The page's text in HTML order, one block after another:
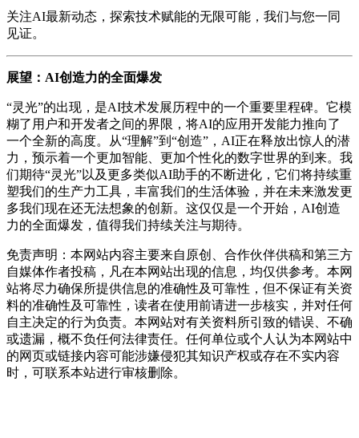
关注AI最新动态，探索技术赋能的无限可能，我们与您一同
见证。
展望：AI创造力的全面爆发
“灵光”的出现，是AI技术发展历程中的一个重要里程碑。它模
糊了用户和开发者之间的界限，将AI的应用开发能力推向了
一个全新的高度。从“理解”到“创造”，AI正在释放出惊人的潜
力，预示着一个更加智能、更加个性化的数字世界的到来。我
们期待“灵光”以及更多类似AI助手的不断进化，它们将持续重
塑我们的生产力工具，丰富我们的生活体验，并在未来激发更
多我们现在还无法想象的创新。这仅仅是一个开始，AI创造
力的全面爆发，值得我们持续关注与期待。
免责声明：本网站内容主要来自原创、合作伙伴供稿和第三方
自媒体作者投稿，凡在本网站出现的信息，均仅供参考。本网
站将尽力确保所提供信息的准确性及可靠性，但不保证有关资
料的准确性及可靠性，读者在使用前请进一步核实，并对任何
自主决定的行为负责。本网站对有关资料所引致的错误、不确
或遗漏，概不负任何法律责任。任何单位或个人认为本网站中
的网页或链接内容可能涉嫌侵犯其知识产权或存在不实内容
时，可联系本站进行审核删除。